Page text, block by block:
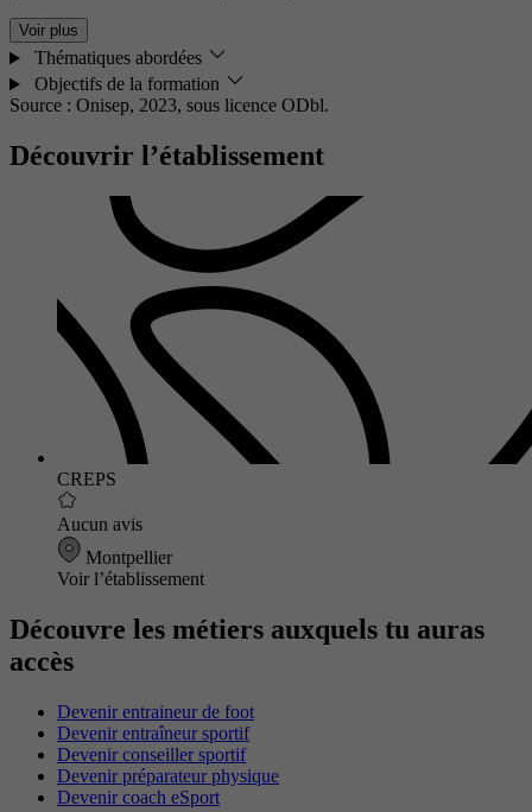
Voir plus
Thématiques abordées
Objectifs de la formation
Source : Onisep, 2023, sous licence ODbl.
Découvrir l’établissement
CREPS
Aucun avis
Montpellier
Voir l’établissement
Découvre les métiers auxquels tu auras
accès
Devenir entraineur de foot
Devenir entraîneur sportif
Devenir conseiller sportif
Devenir préparateur physique
Devenir coach eSport